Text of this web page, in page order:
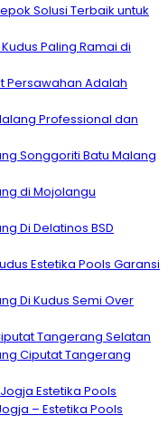
Solusi Terbaik untuk
Paling Ramai di
Persawahan Adalah
Professional dan
Songgoriti Batu Malang
di Mojolangu
Di Delatinos BSD
Estetika Pools Garansi
Di Kudus Semi Over
Tangerang Selatan
Ciputat Tangerang
Estetika Pools
– Estetika Pools